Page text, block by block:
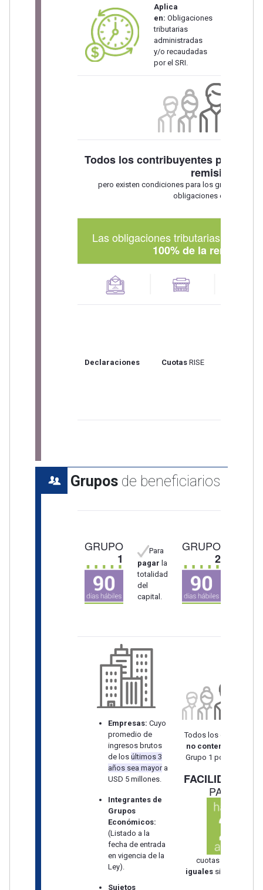
Aplica
en: Obligaciones
tributarias
administradas
y/o recaudadas
por el SRI.
Todos los contribuyentes pueden
remisión,
pero existen condiciones para los grupos de
obligaciones existentes.
Las obligaciones tributarias que se
100% de la remisión
Declaraciones Cuotas RISE
Gruposde beneficiarios
GRUPO
1
Para
pagar la
totalidad
del
capital.
GRUPO
2
Empresas: Cuyo
promedio de
ingresos brutos
de los últimos 3
años sea mayora
USD 5 millones.
Integrantes de
Grupos
Económicos:
(Listado a la
fecha de entrada
en vigencia de la
Ley).
Sujetos
Todos los
no contemplados
Grupo 1 podrán
FACILIDADES
PAGO*
cuotas mensuales
iguales sin cuota